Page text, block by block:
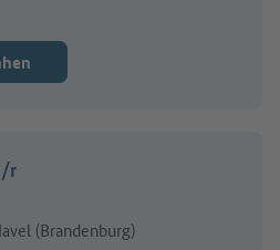
r
(Brandenburg)